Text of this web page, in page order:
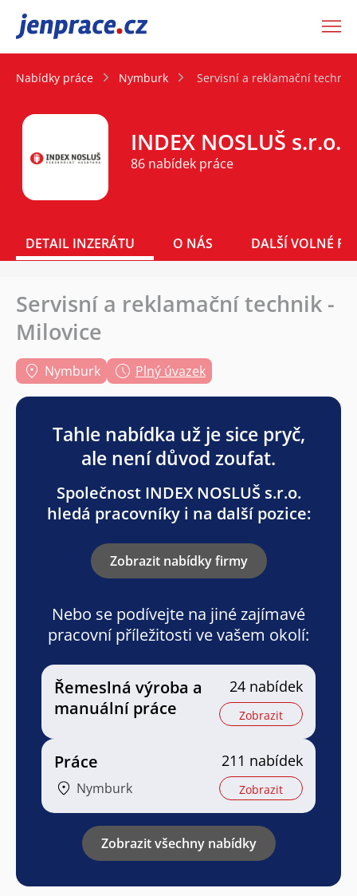
JenPráce.cz
Nabídky práce Nymburk Servisní a reklamační technik
INDEX NOSLUŠ s.r.o.
86 nabídek práce
DETAIL INZERÁTU O NÁS DALŠÍ VOLNÉ
Servisní a reklamační technik -
Milovice
Nymburk Plný úvazek
Tahle nabídka už je sice pryč,
ale není důvod zoufat.
Společnost INDEX NOSLUŠ s.r.o.
hledá pracovníky i na další pozice:
Zobrazit nabídky firmy
Nebo se podívejte na jiné zajímavé
pracovní příležitosti ve vašem okolí:
Řemeslná výroba a
manuální práce
24 nabídek
Zobrazit
Práce
Nymburk
211 nabídek
Zobrazit
Zobrazit všechny nabídky